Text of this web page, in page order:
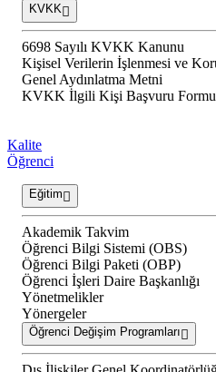
KVKK
6698 Sayılı KVKK Kanunu
Kişisel Verilerin İşlenmesi ve
Genel Aydınlatma Metni
KVKK İlgili Kişi Başvuru Formu
Kalite
Öğrenci
Eğitim
Akademik Takvim
Öğrenci Bilgi Sistemi (OBS)
Öğrenci Bilgi Paketi (OBP)
Öğrenci İşleri Daire Başkanlığı
Yönetmelikler
Yönergeler
Öğrenci Değişim Programları